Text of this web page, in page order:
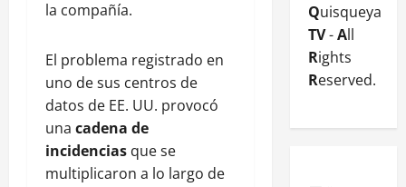
la compañía.
El problema registrado en
uno de sus centros de
datos de EE. UU. provocó
una cadena de
incidencias que se
multiplicaron a lo largo de
Quisqueya
TV-All
Rights
Reserved.